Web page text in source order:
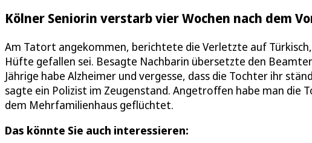
Kölner Seniorin verstarb vier Wochen nach dem
Am Tatort angekommen, berichtete die Verletzte auf
Hüfte gefallen sei. Besagte Nachbarin übersetzte den
Jährige habe Alzheimer und vergesse, dass die Tochter ihr
sagte ein Polizist im Zeugenstand. Angetroffen habe man die
dem Mehrfamilienhaus geflüchtet.
Das könnte Sie auch interessieren: